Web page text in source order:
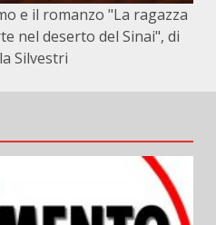
e il romanzo "La ragazza
nel deserto del Sinai", di
Silvestri